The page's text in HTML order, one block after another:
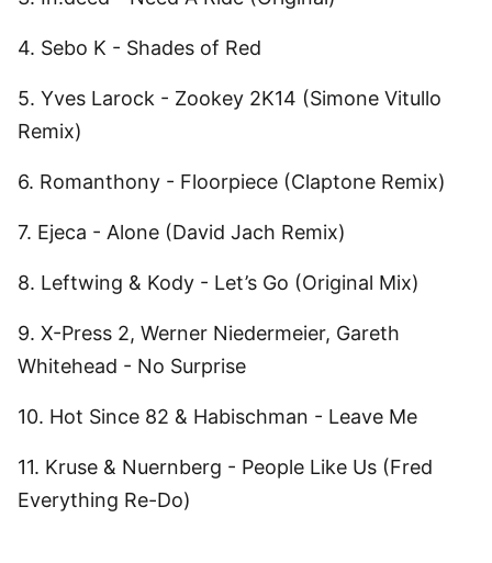
4. Sebo K - Shades of Red
5. Yves Larock - Zookey 2K14 (Simone Vitullo
Remix)
6. Romanthony - Floorpiece (Claptone Remix)
7. Ejeca - Alone (David Jach Remix)
8. Leftwing & Kody - Let’s Go (Original Mix)
9. X-Press 2, Werner Niedermeier, Gareth
Whitehead - No Surprise
10. Hot Since 82 & Habischman - Leave Me
11. Kruse & Nuernberg - People Like Us (Fred
Everything Re-Do)